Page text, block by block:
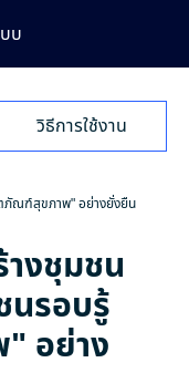
บ
วิธีการใช้งาน
ภัณฑ์สุขภาพ" อย่างยั่งยืน
งชุมชน
นรอบรู้
อย่าง